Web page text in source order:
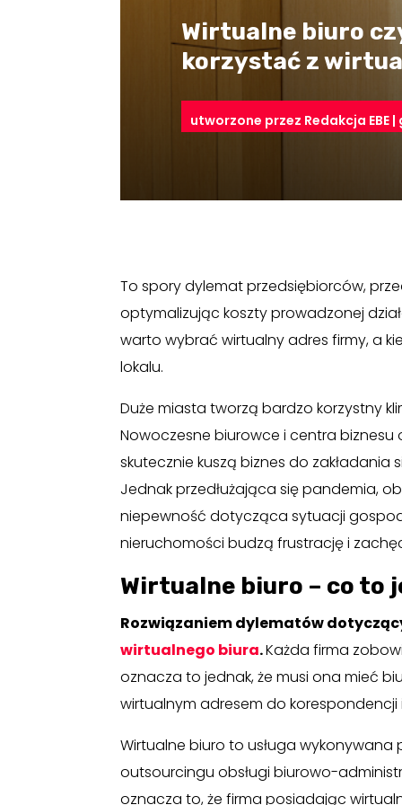
Wirtualne biuro
korzystać z
utworzone przez Redakcja EBE|
To spory dylemat przedsiębiorców,
optymalizując koszty prowadzonej
warto wybrać wirtualny adres firmy, a
lokalu.
Duże miasta tworzą bardzo korzystny
Nowoczesne biurowce i centra
skutecznie kuszą biznes do
Jednak przedłużająca się pandemia,
niepewność dotycząca sytuacji
nieruchomości budzą frustrację i
Wirtualne biuro – co to
Rozwiązaniem dylematów
wirtualnego biura.Każda firma
oznacza to jednak, że musi ona mieć
wirtualnym adresem do korespondencji
Wirtualne biuro to usługa
outsourcingu obsługi biurowo-
oznacza to, że firma posiadając